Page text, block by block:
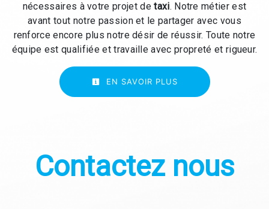
nécessaires à votre projet detaxi. Notre métier est
avant tout notre passion et le partager avec vous
renforce encore plus notre désir de réussir. Toute notre
équipe est qualifiée et travaille avec propreté et rigueur.
EN SAVOIR PLUS
Contactez nous